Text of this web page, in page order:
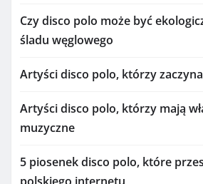
Czy disco polo może być
śladu węglowego
Artyści disco polo, którzy
Artyści disco polo, którzy mają
muzyczne
5 piosenek disco polo, które